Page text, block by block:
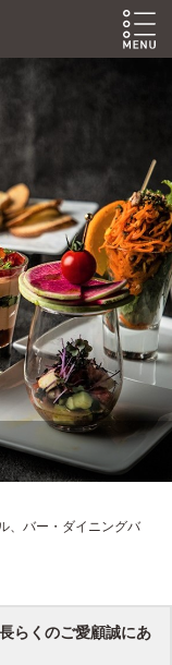
、バー・ダイニングバ
らくのご愛顧誠にあ